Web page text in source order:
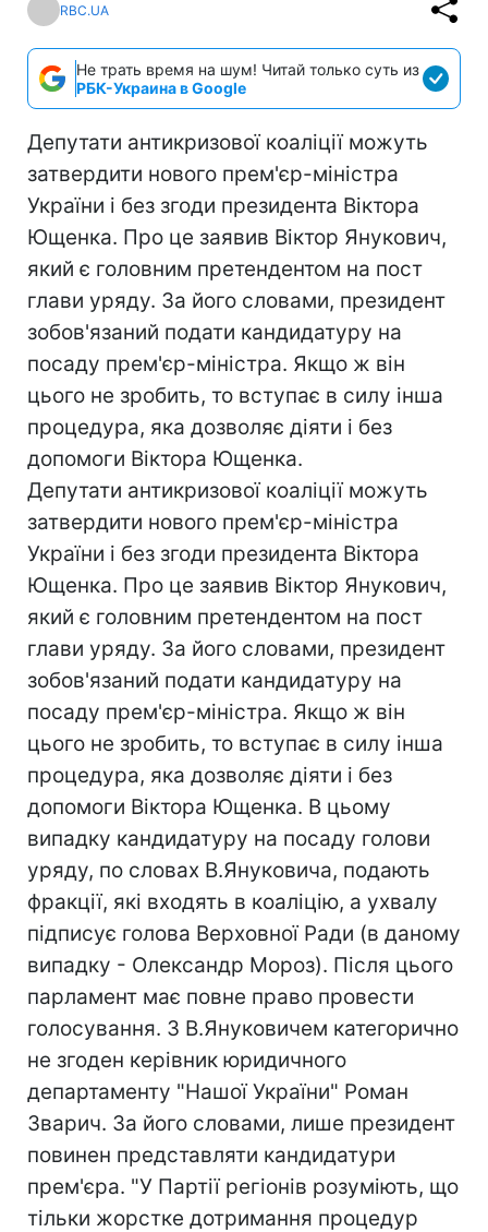
RBC.UA
Не трать время на шум! Читай только суть из
РБК-Украина в Google
Депутати антикризової коаліції можуть
затвердити нового прем'єр-міністра
України і без згоди президента Віктора
Ющенка. Про це заявив Віктор Янукович,
який є головним претендентом на пост
глави уряду. За його словами, президент
зобов'язаний подати кандидатуру на
посаду прем'єр-міністра. Якщо ж він
цього не зробить, то вступає в силу інша
процедура, яка дозволяє діяти і без
допомоги Віктора Ющенка.
Депутати антикризової коаліції можуть
затвердити нового прем'єр-міністра
України і без згоди президента Віктора
Ющенка. Про це заявив Віктор Янукович,
який є головним претендентом на пост
глави уряду. За його словами, президент
зобов'язаний подати кандидатуру на
посаду прем'єр-міністра. Якщо ж він
цього не зробить, то вступає в силу інша
процедура, яка дозволяє діяти і без
допомоги Віктора Ющенка. В цьому
випадку кандидатуру на посаду голови
уряду, по словах В.Януковича, подають
фракції, які входять в коаліцію, а ухвалу
підписує голова Верховної Ради (в даному
випадку - Олександр Мороз). Після цього
парламент має повне право провести
голосування. З В.Януковичем категорично
не згоден керівник юридичного
департаменту "Нашої України" Роман
Зварич. За його словами, лише президент
повинен представляти кандидатури
прем'єра. "У Партії регіонів розуміють, що
тільки жорстке дотримання процедур